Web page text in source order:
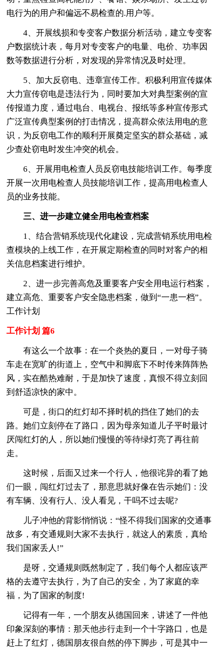
电行为的用户和偏远不易检查的.用户等。
4、开展线损和专变客户数据分析活动，建立专变客
户数据统计表，每月对专变客户的电量、电价、功率因
数等数据进行分析，对发现的异常情况及时处理。
5、加大反窃电、违章宣传工作。积极利用宣传媒体
大力宣传窃电是违法行为，同时要加大对典型案例的宣
传报道力度，通过电台、电视台、报纸等多种宣传形式
广泛宣传典型案例的打击情况，提高群众依法用电的意
识，为反窃电工作的顺利开展奠定坚实的群众基础，减
少查处窃电时发生冲突的机会。
6、开展用电检查人员反窃电技能培训工作。每季度
开展一次用电检查人员技能培训工作，提高用电检查人
员的业务技能。
三、进一步建立健全用电检查档案
1、结合营销系统现代化建设，完成营销系统用电检
查模块的上线工作，在开展定期检查的同时对客户的相
关信息档案进行维护。
2、进一步完善高危及重要客户安全用电运行档案，
建立高危、重要客户安全隐患档案，做到“一患一档”。
工作计划
工作计划 篇6
有这么一个故事：在一个炎热的夏日，一对母子骑
车走在宽旷的街道上，空气中和脚底下不时传来阵阵热
风，实在酷热难耐，于是加快了速度，真恨不得立刻回
到舒适凉快的家中。
可是，街口的红灯却不择时机的挡住了她们的去
路。她们立刻停在了路口，因为母亲知道儿子平时最讨
厌闯红灯的人，所以她们慢慢的等待绿灯亮了再往前
走。
这时候，后面又过来一个行人，他很诧异的看了她
们一眼，闯红灯过去了，那意思就好像在告示她们：没
有车辆、没有行人、没人看见，干吗不过去呢?
儿子冲他的背影悄悄说：“怪不得我们国家的交通事
故多，有交通规则大家不去执行，就这人的素质，真给
我们国家丢人!”
是呀，交通规则既然制定了，我们每个人都应该严
格的去遵守去执行，为了自己的安全，为了家庭的幸
福，为了国家的制度!
记得有一年，一个朋友从德国回来，讲述了一件他
印象深刻的事情：那天他步行走到一个十字路口，也是
赶上了红灯，德国朋友很自然的停下脚步，可是其中一